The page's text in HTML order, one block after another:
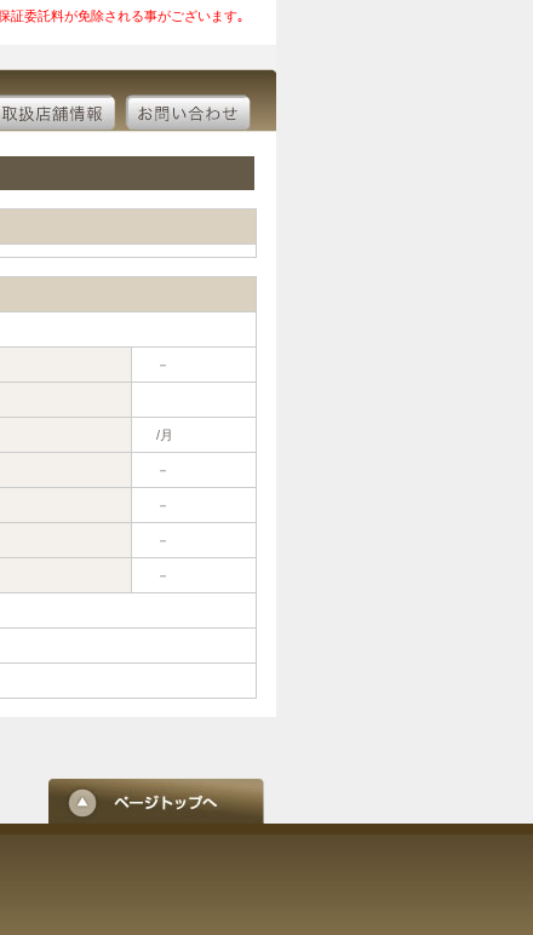
証委託料が免除される事がございます｡
－
/月
－
－
－
－